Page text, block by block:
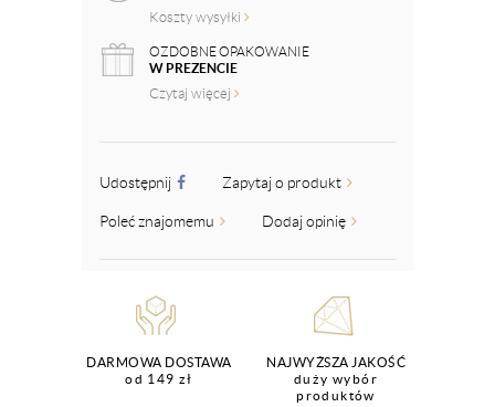
Koszty wysyłki
OZDOBNE OPAKOWANIE
W PREZENCIE
Czytaj więcej
Udostępnij Zapytaj o produkt
Poleć znajomemu Dodaj opinię
DARMOWA DOSTAWA
od 149 zł
NAJWYŻSZA JAKOŚĆ
duży wybór
produktów